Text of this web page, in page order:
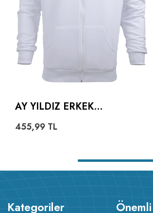
AY YILDIZ ERKEK
455,99 TL
Kategoriler